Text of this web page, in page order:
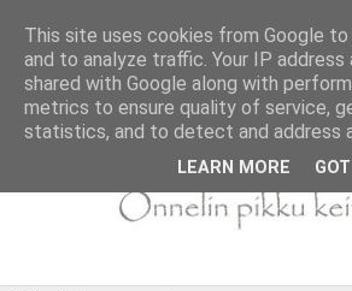
This site uses cookies from Google
and to analyze traffic. Your IP address
shared with Google along with
metrics to ensure quality of service,
statistics, and to detect and address
LEARN MORE